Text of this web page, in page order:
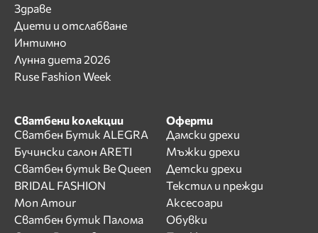
Здраве
Диети и отслабване
Интимно
Лунна диета 2026
Ruse Fashion Week
Сватбени колекции
Сватбен Бутик ALEGRA
Бучински салон ARETI
Сватбен бутик Be Queen
BRIDAL FASHION
Mon Amour
Сватбен бутик Палома
Оферти
Дамски дрехи
Мъжки дрехи
Детски дрехи
Текстил и прежди
Аксесоари
Обувки